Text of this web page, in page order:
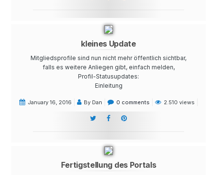
kleines Update
Mitgliedsprofile sind nun nicht mehr öffentlich sichtbar,
falls es weitere Anliegen gibt, einfach melden,
Profil-Statusupdates:
Einleitung
January 16, 2016 By Dan 0 comments 2.510 views
Fertigstellung des Portals